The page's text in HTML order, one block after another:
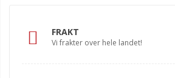
FRAKT
Vi frakter over hele landet!